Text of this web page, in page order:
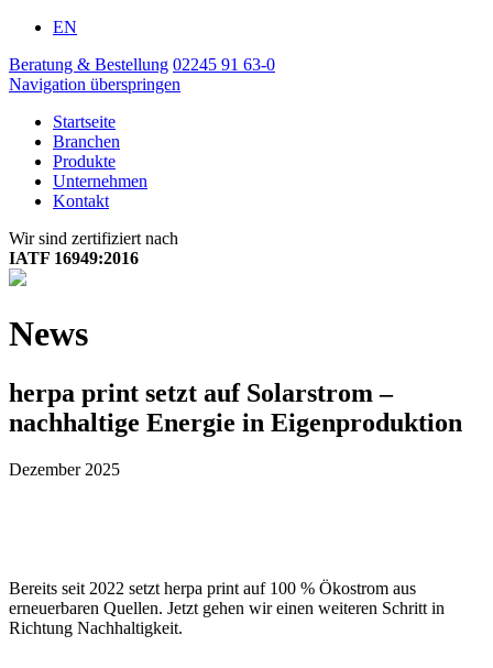
EN
Beratung & Bestellung 02245 91 63-0
Navigation überspringen
Startseite
Branchen
Produkte
Unternehmen
Kontakt
Wir sind zertifiziert nach
IATF 16949:2016
News
herpa print setzt auf Solarstrom –
nachhaltige Energie in Eigenproduktion
Dezember 2025
Bereits seit 2022 setzt herpa print auf 100 % Ökostrom aus
erneuerbaren Quellen. Jetzt gehen wir einen weiteren Schritt in
Richtung Nachhaltigkeit.